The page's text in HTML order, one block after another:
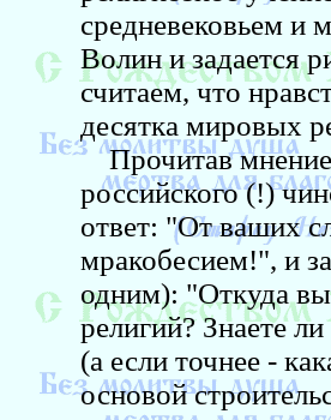
средневековьем и
Волин и задается
считаем, что
десятка мировых
Прочитав мнение
российского (!)
ответ: "От ваших
мракобесием!", и
одним): "Откуда
религий? Знаете
(а если точнее -
основой